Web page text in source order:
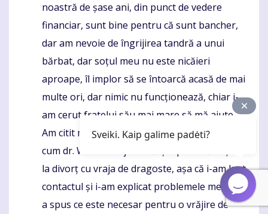
noastră de șase ani, din punct de vedere
financiar, sunt bine pentru că sunt bancher,
dar am nevoie de îngrijirea tandră a unui
bărbat, dar soțul meu nu este nicăieri
aproape, îl implor să se întoarcă acasă de mai
multe ori, dar nimic nu funcționează, chiar i-
am cerut fratelui său mai mare să mă ajute.
Am citit mărturia unui bărbat care a descris
cum dr. WALE l-a ajutat să-și oprească soția de
la divorț cu vraja de dragoste, așa că i-am luat
contactul și i-am explicat problemele mele, mi-
a spus ce este necesar pentru o vrăjire de
Sveiki. Kaip galime padėti?